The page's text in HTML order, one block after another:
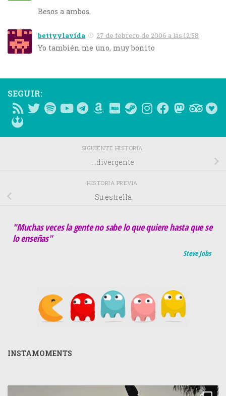
Besos a ambos.
bettyylavida 27 de febrero de 2006 a las 12:58
Yo también me uno, muy bonito
SEGUIR:
SIGUIENTE HISTORIA
…divergente
HISTORIA PREVIA
Su estrella
"Muchas veces la gente no sabe lo que quiere hasta que se
lo enseñas"
Steve Jobs
INSTAMOMENTS